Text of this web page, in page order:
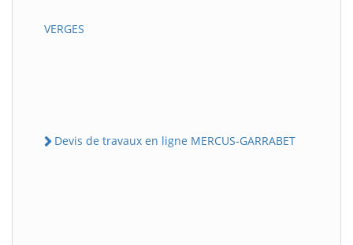
VERGES
Devis de travaux en ligne MERCUS-GARRABET